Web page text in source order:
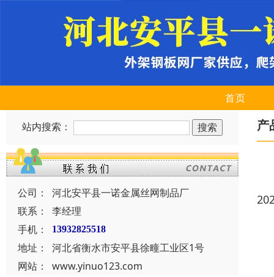
首页
站内搜索：
公司：
河北安平县一诺金属丝网制品厂
联系：
李经理
手机：
13932825518
地址：
河北省衡水市安平县徐疃工业区1号
网站：
www.yinuo123.com
产